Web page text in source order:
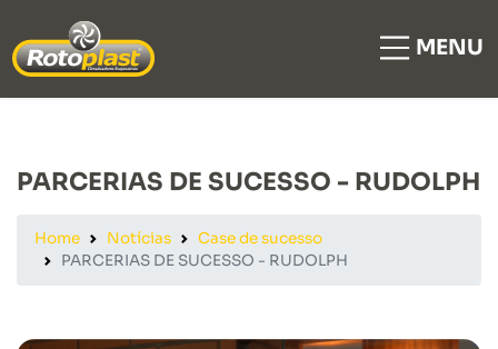
MENU
PARCERIAS DE SUCESSO - RUDOLPH
Home Notícias
Case de sucesso
PARCERIAS DE SUCESSO - RUDOLPH